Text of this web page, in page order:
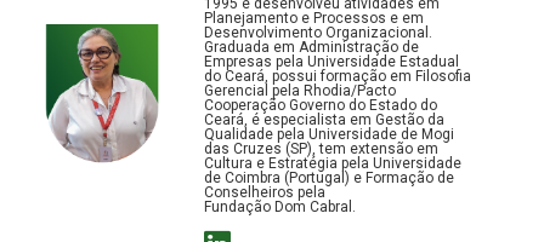
1995 e desenvolveu atividades em
Planejamento e Processos e em
Desenvolvimento Organizacional.
Graduada em Administração de
Empresas pela Universidade Estadual
do Ceará, possui formação em Filosofia
Gerencial pela Rhodia/Pacto
Cooperação Governo do Estado do
Ceará, é especialista em Gestão da
Qualidade pela Universidade de Mogi
das Cruzes (SP), tem extensão em
Cultura e Estratégia pela Universidade
de Coimbra (Portugal) e Formação de
Conselheiros pela
Fundação Dom Cabral.